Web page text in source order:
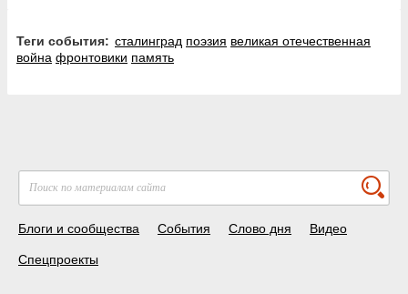
Теги события: сталинград поэзия великая отечественная
война фронтовики память
Блоги и сообщества События Слово дня Видео
Спецпроекты